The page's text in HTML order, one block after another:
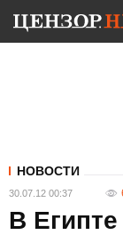
НОВОСТИ
30.07.12 00:37
В